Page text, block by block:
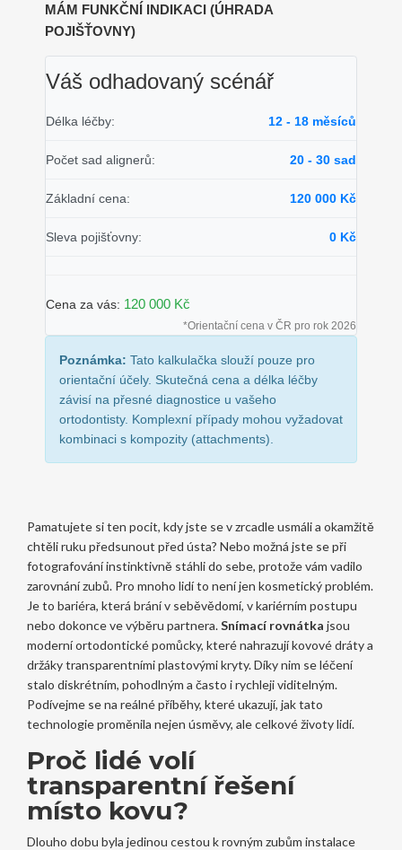
MÁM FUNKČNÍ INDIKACI (ÚHRADA
POJIŠŤOVNY)
Váš odhadovaný scénář
Délka léčby: 12 - 18 měsíců
Počet sad alignerů: 20 - 30 sad
Základní cena: 120 000 Kč
Sleva pojišťovny: 0 Kč
Cena za vás: 120 000 Kč
*Orientační cena v ČR pro rok 2026
Poznámka: Tato kalkulačka slouží pouze pro
orientační účely. Skutečná cena a délka léčby
závisí na přesné diagnostice u vašeho
ortodontisty. Komplexní případy mohou vyžadovat
kombinaci s kompozity (attachments).
Pamatujete si ten pocit, kdy jste se v zrcadle usmáli a okamžitě
chtěli ruku předsunout před ústa? Nebo možná jste se při
fotografování instinktivně stáhli do sebe, protože vám vadilo
zarovnání zubů. Pro mnoho lidí to není jen kosmetický problém.
Je to bariéra, která brání v seběvědomí, v kariérním postupu
nebo dokonce ve výběru partnera.Snímací rovnátka jsou
moderní ortodontické pomůcky, které nahrazují kovové dráty a
držáky transparentními plastovými kryty. Díky nim se léčení
stalo diskrétním, pohodlným a často i rychleji viditelným.
Podívejme se na reálné příběhy, které ukazují, jak tato
technologie proměnila nejen úsměvy, ale celkové životy lidí.
Proč lidé volí
transparentní řešení
místo kovu?
Dlouho dobu byla jedinou cestou k rovným zubům instalace